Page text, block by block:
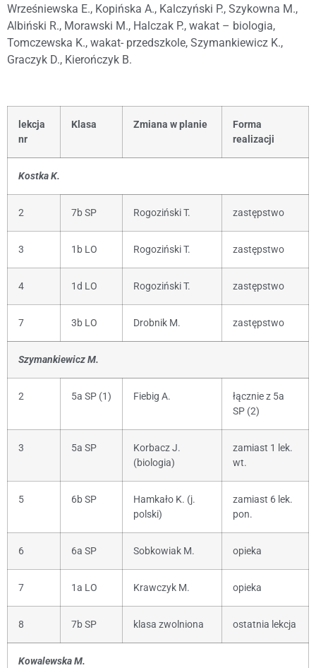
Wrześniewska E., Kopińska A., Kalczyński P., Szykowna M.,
Albiński R., Morawski M., Halczak P., wakat – biologia,
Tomczewska K., wakat- przedszkole, Szymankiewicz K.,
Graczyk D., Kierończyk B.
lekcja
nr
Klasa Zmiana w planie
Forma
realizacji
Kostka K.
2 7b SP Rogoziński T. zastępstwo
3 1b LO Rogoziński T. zastępstwo
4 1d LO Rogoziński T. zastępstwo
7 3b LO Drobnik M. zastępstwo
Szymankiewicz M.
2 5a SP (1) Fiebig A.
łącznie z 5a
SP (2)
3 5a SP
Korbacz J.
(biologia)
zamiast 1 lek.
wt.
5 6b SP
Hamkało K. (j.
polski)
zamiast 6 lek.
pon.
6 6a SP Sobkowiak M. opieka
7 1a LO Krawczyk M. opieka
8 7b SP klasa zwolniona ostatnia lekcja
Kowalewska M.